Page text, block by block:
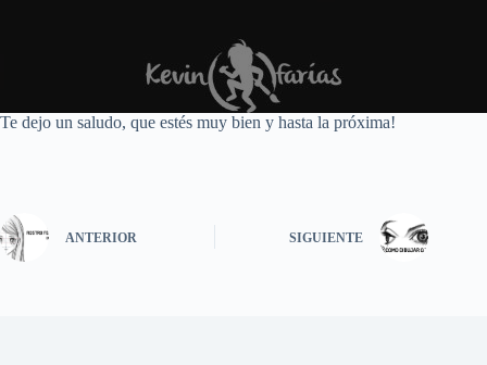
Te dejo un saludo, que estés muy bien y hasta la próxima!
ANTERIOR SIGUIENTE